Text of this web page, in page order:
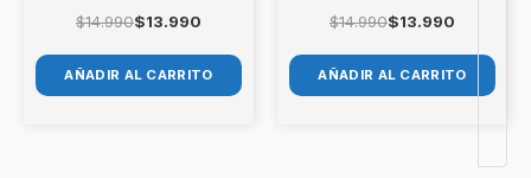
$14.990$13.990
AÑADIR AL CARRITO
$14.990$13.990
AÑADIR AL CARRITO